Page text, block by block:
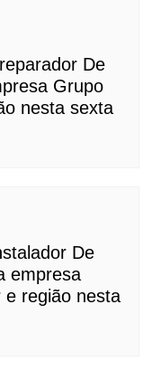
De
Grupo
nesta sexta
De
empresa
e região nesta